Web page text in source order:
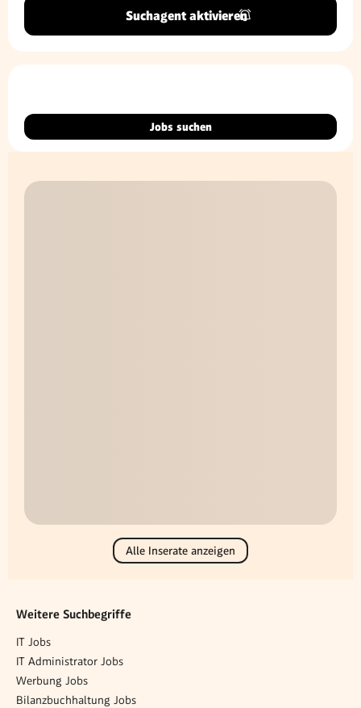
Suchagent aktivieren
Jobs suchen
Alle Inserate anzeigen
Weitere Suchbegriffe
IT Jobs
IT Administrator Jobs
Werbung Jobs
Bilanzbuchhaltung Jobs